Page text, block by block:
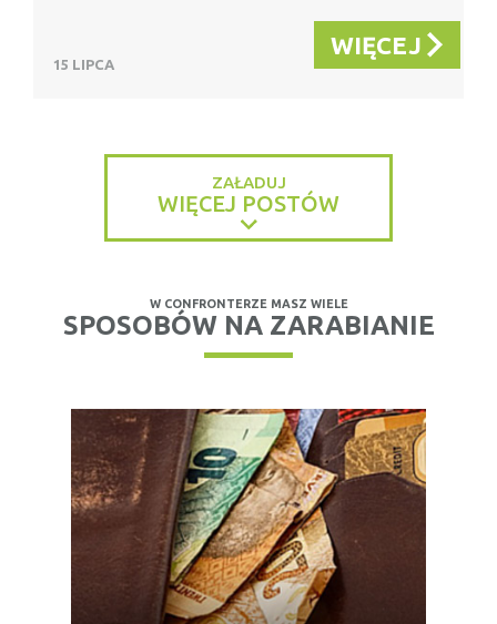
15 LIPCA
WIĘCEJ
ZAŁADUJ
WIĘCEJ POSTÓW
W CONFRONTERZE MASZ WIELE
SPOSOBÓW NA ZARABIANIE